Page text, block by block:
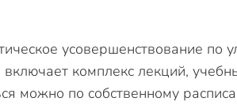
усовершенствование по
комплекс лекций,
можно по собственному